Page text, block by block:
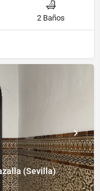
2 Baños
(Sevilla)